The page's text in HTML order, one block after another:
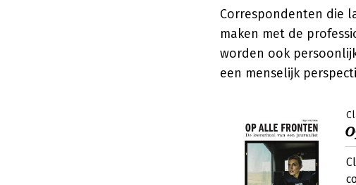
Correspondenten die
maken met de
worden ook
een menselijk